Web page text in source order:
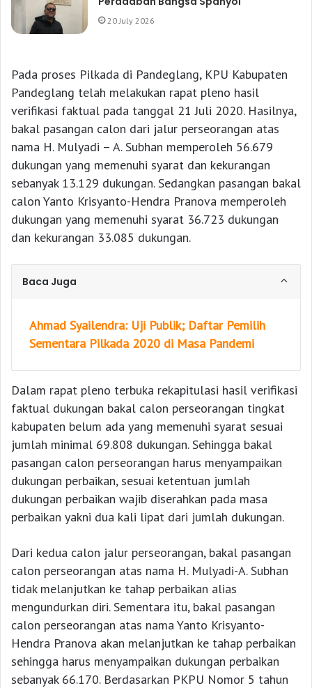
20 July 2026
Pada proses Pilkada di Pandeglang, KPU Kabupaten
Pandeglang telah melakukan rapat pleno hasil
verifikasi faktual pada tanggal 21 Juli 2020. Hasilnya,
bakal pasangan calon dari jalur perseorangan atas
nama H. Mulyadi – A. Subhan memperoleh 56.679
dukungan yang memenuhi syarat dan kekurangan
sebanyak 13.129 dukungan. Sedangkan pasangan bakal
calon Yanto Krisyanto-Hendra Pranova memperoleh
dukungan yang memenuhi syarat 36.723 dukungan
dan kekurangan 33.085 dukungan.
Baca Juga
Ahmad Syailendra: Uji Publik; Daftar Pemilih
Sementara Pilkada 2020 di Masa Pandemi
Dalam rapat pleno terbuka rekapitulasi hasil verifikasi
faktual dukungan bakal calon perseorangan tingkat
kabupaten belum ada yang memenuhi syarat sesuai
jumlah minimal 69.808 dukungan. Sehingga bakal
pasangan calon perseorangan harus menyampaikan
dukungan perbaikan, sesuai ketentuan jumlah
dukungan perbaikan wajib diserahkan pada masa
perbaikan yakni dua kali lipat dari jumlah dukungan.
Dari kedua calon jalur perseorangan, bakal pasangan
calon perseorangan atas nama H. Mulyadi-A. Subhan
tidak melanjutkan ke tahap perbaikan alias
mengundurkan diri. Sementara itu, bakal pasangan
calon perseorangan atas nama Yanto Krisyanto-
Hendra Pranova akan melanjutkan ke tahap perbaikan
sehingga harus menyampaikan dukungan perbaikan
sebanyak 66.170. Berdasarkan PKPU Nomor 5 tahun